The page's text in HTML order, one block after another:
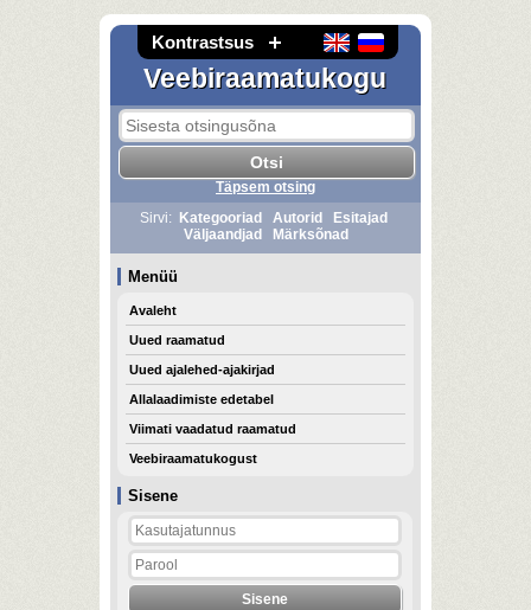
Kontrastsus
Veebiraamatukogu
Sisene
Täpsem otsing
Sirvi:
Kategooriad Autorid
Esitajad
Väljaandjad
Märksõnad
Menüü
Avaleht
Uued raamatud
Uued ajalehed-ajakirjad
Allalaadimiste edetabel
Viimati vaadatud raamatud
Veebiraamatukogust